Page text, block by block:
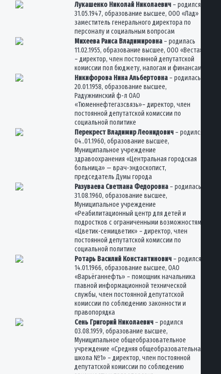
Лукашенко Николай Николаевич – родился
31.05.1947, образование высшее, ООО «Лад» –
заместитель генерального директора по
персоналу и социальным вопросам
Михеева Раиса Владимировна – родилась
11.02.1955, образование высшее, ООО «Веста»
– директор, член постоянной депутатской
комиссии пол бюджету, налогам и финансам
Никифорова Нина Альбертовна – родилась
20.01.1958, образование высшее,
Радужнинский ф-л ОАО
«Тюменнефтегазсвязь»– директор, член
постоянной депутатской комиссии по
социальной политике
Перекрест Владимир Леонидович – родился
04..01.1960, образование высшее,
Муниципальное учреждение
здравоохранения «Центральная городская
больница» — врач-эндоскопист,
председатель Думы города
Разуваева Светлана Федоровна – родилась
31.08.1960, образование высшее,
Муниципальное учреждение
«Реабилитационный центр для детей и
подростков с ограниченными возможностями
«Цветик-семицветик» – директор, член
постоянной депутатской комиссии по
социальной политике
Ротарь Василий Константинович – родился
14.01.1966, образование высшее, ОАО
«Варьёганнефть» – помощник начальника
главной информационной технической
службы, член постоянной депутатской
комиссии по соблюдению законности и
правопорядка
Сень Григорий Николаевич – родился
03.08.1959, образование высшее,
Муниципальное общеобразовательное
учреждение «Средняя общеобразовательная
школа №1» – директор, член постоянной
депутатской комиссии по соблюдению